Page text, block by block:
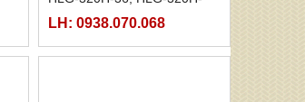
36A,HLG-320H-36B,HLG-
LH: 0938.070.068